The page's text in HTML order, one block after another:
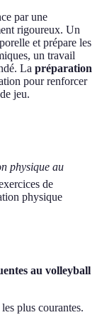
par une
rigoureux. Un
et prépare les
un travail
La préparation
pour renforcer
jeu.
physique au
de
physique
au volleyball
plus courantes.